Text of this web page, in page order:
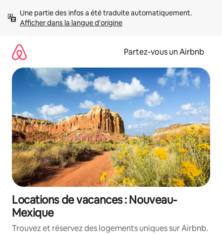
directement
Afficher dans la langue d'origine
Partez-vous un Airbnb
Locations de vacances : Nouveau-
Mexique
Trouvez et réservez des logements uniques sur Airbnb.